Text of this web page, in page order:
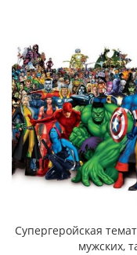
Супергеройская
мужских,